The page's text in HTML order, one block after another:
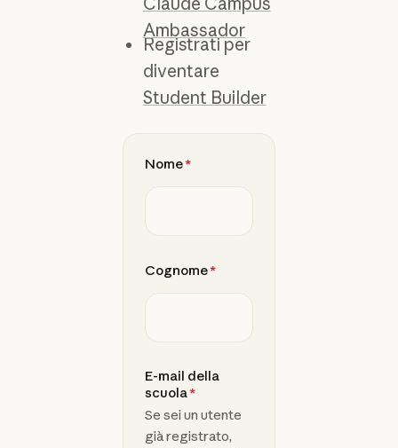
Ambassador
Registrati per
diventare
Student Builder
Nome*
Cognome*
E-mail della
scuola*
Se sei un utente
già registrato,